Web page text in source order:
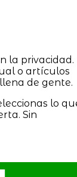
la privacidad.
o artículos
de gente.
lo
Sin